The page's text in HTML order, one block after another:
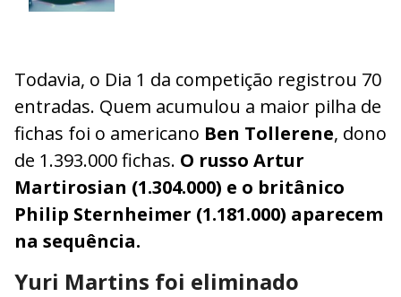
Todavia, o Dia 1 da competição registrou 70
entradas. Quem acumulou a maior pilha de
fichas foi o americano Ben Tollerene, dono
de 1.393.000 fichas. O russo Artur
Martirosian (1.304.000) e o britânico
Philip Sternheimer (1.181.000) aparecem
na sequência.
Yuri Martins foi eliminado